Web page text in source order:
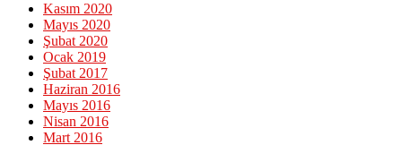
Kasım 2020
Mayıs 2020
Şubat 2020
Ocak 2019
Şubat 2017
Haziran 2016
Mayıs 2016
Nisan 2016
Mart 2016